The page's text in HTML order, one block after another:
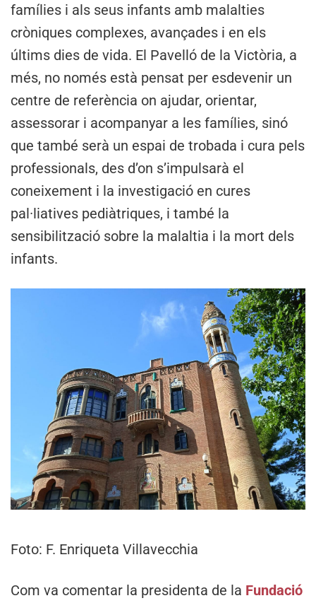
famílies i als seus infants amb malalties
cròniques complexes, avançades i en els
últims dies de vida. El Pavelló de la Victòria, a
més, no només està pensat per esdevenir un
centre de referència on ajudar, orientar,
assessorar i acompanyar a les famílies, sinó
que també serà un espai de trobada i cura pels
professionals, des d’on s’impulsarà el
coneixement i la investigació en cures
pal·liatives pediàtriques, i també la
sensibilització sobre la malaltia i la mort dels
infants.
Foto: F. Enriqueta Villavecchia
Com va comentar la presidenta de la Fundació